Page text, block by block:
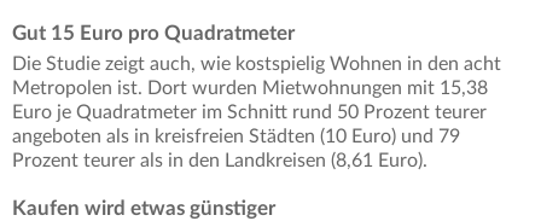
Gut 15 Euro pro Quadratmeter
Die Studie zeigt auch, wie kostspielig Wohnen in den acht
Metropolen ist. Dort wurden Mietwohnungen mit 15,38
Euro je Quadratmeter im Schnitt rund 50 Prozent teurer
angeboten als in kreisfreien Städten (10 Euro) und 79
Prozent teurer als in den Landkreisen (8,61 Euro).
Kaufen wird etwas günstiger